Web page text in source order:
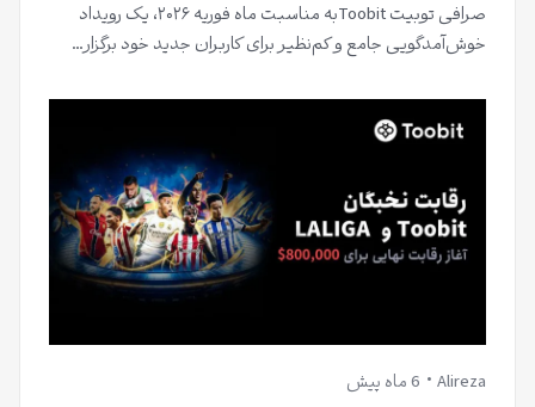
صرافی توبیت Toobitبه مناسبت ماه فوریه ۲۰۲۶، یک رویداد
خوش‌آمدگویی جامع و کم‌نظیر برای کاربران جدید خود برگزار…
Alireza 6 ماه پیش